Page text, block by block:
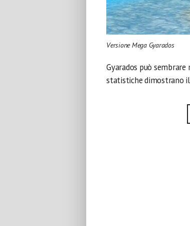
Versione Mega Gyarados
Gyarados può
statistiche dimostrano